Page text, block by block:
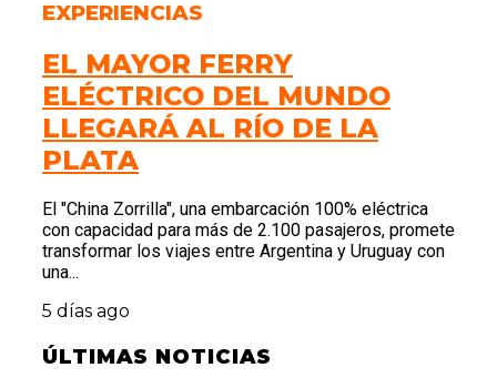
EXPERIENCIAS
EL MAYOR FERRY
ELÉCTRICO DEL MUNDO
LLEGARÁ AL RÍO DE LA
PLATA
El "China Zorrilla", una embarcación 100% eléctrica
con capacidad para más de 2.100 pasajeros, promete
transformar los viajes entre Argentina y Uruguay con
una...
5 días ago
ÚLTIMAS NOTICIAS